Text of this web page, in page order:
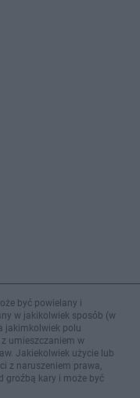
być powielany i
w jakikolwiek sposób (w
jakimkolwiek polu
umieszczaniem w
Jakiekolwiek użycie lub
z naruszeniem prawa,
groźbą kary i może być